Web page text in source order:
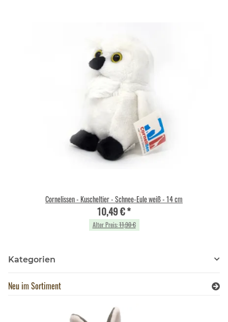
Cornelissen - Kuscheltier - Schnee-Eule weiß - 14 cm
10,49 €*
Alter Preis:11,90 €
Kategorien
Neu im Sortiment